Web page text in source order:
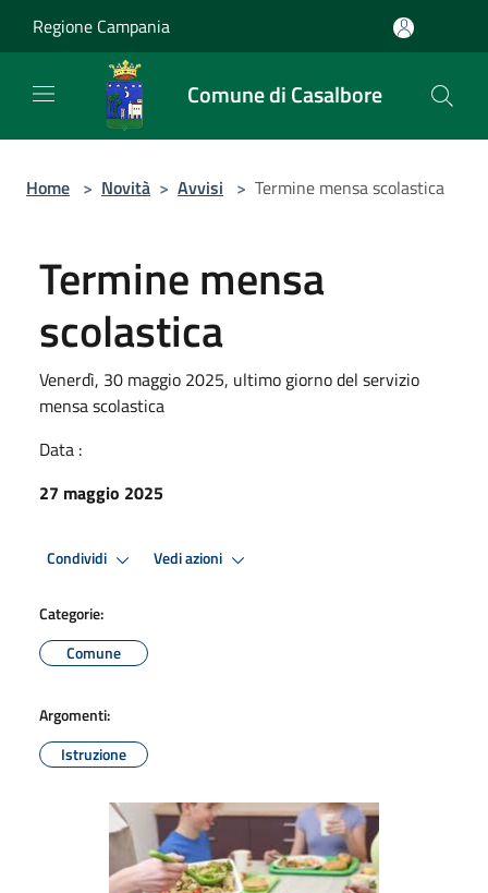
Regione Campania
Comune di Casalbore
Home > Novità > Avvisi > Termine mensa scolastica
Termine mensa
scolastica
Venerdì, 30 maggio 2025, ultimo giorno del servizio
mensa scolastica
Data :
27 maggio 2025
Condividi Vedi azioni
Categorie:
Comune
Argomenti:
Istruzione